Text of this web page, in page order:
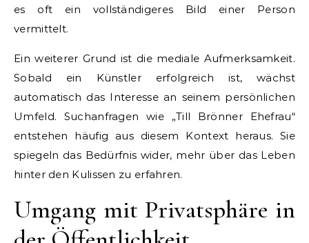
es oft ein vollständigeres Bild einer Person
vermittelt.
Ein weiterer Grund ist die mediale Aufmerksamkeit.
Sobald ein Künstler erfolgreich ist, wächst
automatisch das Interesse an seinem persönlichen
Umfeld. Suchanfragen wie „Till Brönner Ehefrau“
entstehen häufig aus diesem Kontext heraus. Sie
spiegeln das Bedürfnis wider, mehr über das Leben
hinter den Kulissen zu erfahren.
Umgang mit Privatsphäre in